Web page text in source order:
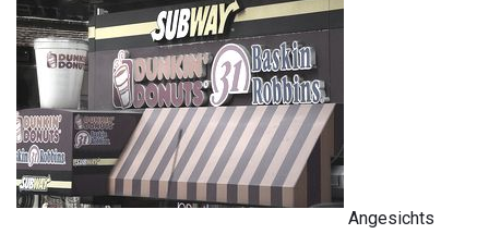
Angesichts